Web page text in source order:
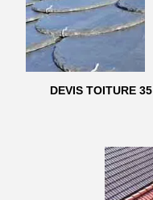
DEVIS TOITURE 35